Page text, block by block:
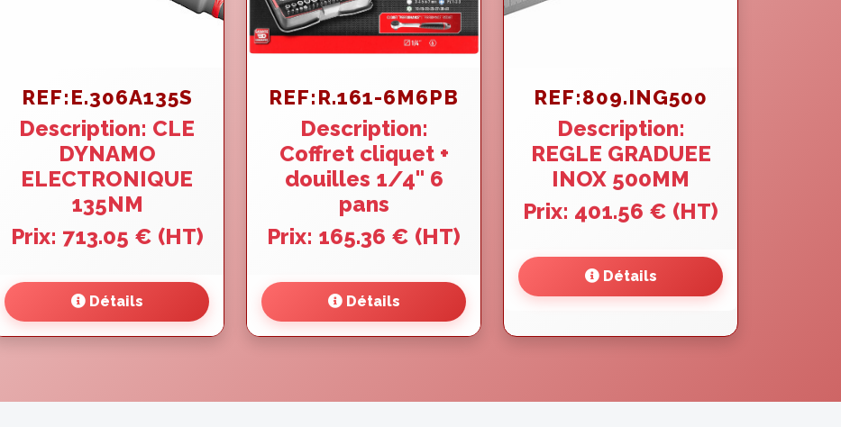
REF:E.306A135S
Description: CLE
DYNAMO
ELECTRONIQUE
135NM
Prix: 713.05 € (HT)
Détails
REF:R.161-6M6PB
Description:
Coffret cliquet +
douilles 1/4'' 6
pans
Prix: 165.36 € (HT)
Détails
REF:809.ING500
Description:
REGLE GRADUEE
INOX 500MM
Prix: 401.56 € (HT)
Détails